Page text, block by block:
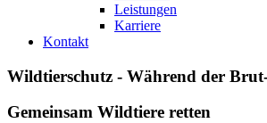
Leistungen
Karriere
Kontakt
Wildtierschutz - Während der
Gemeinsam Wildtiere retten